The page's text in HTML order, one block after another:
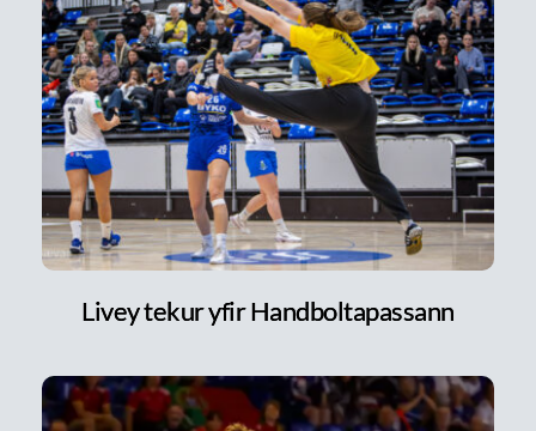
Livey tekur yfir Handboltapassann